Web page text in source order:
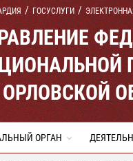
ГОСУСЛУГИ
ОРГАН